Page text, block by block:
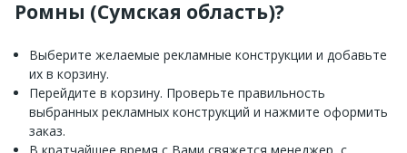
Ромны (Сумская область)?
Выберите желаемые рекламные конструкции и добавьте
их в корзину.
Перейдите в корзину. Проверьте правильность
выбранных рекламных конструкций и нажмите оформить
заказ.